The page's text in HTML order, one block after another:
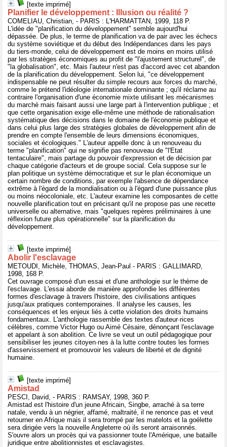
[texte imprimé]
Planifier le développement : Illusion ou réalité ?
COMELIAU, Christian, - PARIS : L'HARMATTAN, 1999, 118 P.
L'idée de "planification du développement" semble aujourd'hui
dépassée. De plus, le terme de planification va de pair avec les échecs
du système soviétique et du début des Indépendances dans les pays
du tiers-monde, celui de développement est de moins en moins utilisé
par les stratèges économiques au profit de "l'ajustement structurel", de
"la globalisation", etc. Mais l'auteur n'est pas d'accord avec cet abandon
de la planification du développement. Selon lui, "ce développement
indispensable ne peut résulter du simple recours aux forces du marché,
comme le prétend l'idéologie internationale dominante ; qu'il réclame au
contraire l'organisation d'une économie mixte utilisant les mécanismes
du marché mais faisant aussi une large part à l'intervention publique ; et
que cette organisation exige elle-même une méthode de rationalisation
systématique des décisions dans le domaine de l'économie publique et
dans celui plus large des stratégies globales de développement afin de
prendre en compte l'ensemble de leurs dimensions économiques,
sociales et écologiques." L'auteur appelle donc à un renouveau du
terme "planification" qui ne signifie pas renouveau de "l'Etat
tentaculaire", mais partage du pouvoir d'expression et de décision par
chaque catégorie d'acteurs et de groupe social. Cela suppose sur le
plan politique un système démocratique et sur le plan économique un
certain nombre de conditions, par exemple l'absence de dépendance
extrême à l'égard de la mondialisation ou à l'égard d'une puissance plus
ou moins néocoloniale, etc. L'auteur examine les composantes de cette
nouvelle planification tout en précisant qu'il ne propose pas une recette
universelle ou alternative, mais "quelques repères préliminaires à une
réflexion future plus opérationnelle" sur la planification du
développement.
[texte imprimé]
Abolir l'esclavage
METOUDI, Michèle, THOMAS, Jean-Paul - PARIS : GALLIMARD,
1998, 168 P.
Cet ouvrage composé d'un essai et d'une anthologie sur le thème de
l'esclavage. L'essai aborde de manière approfondie les différentes
formes d'esclavage à travers l'histoire, des civilisations antiques
jusqu'aux pratiques contemporaines. Il analyse les causes, les
conséquences et les enjeux liés à cette violation des droits humains
fondamentaux. L'anthologie rassemble des textes d'auteur·rices
célèbres, comme Victor Hugo ou Aimé Césaire, dénonçant l'esclavage
et appelant à son abolition. Ce livre se veut un outil pédagogique pour
sensibiliser les jeunes citoyen·nes à la lutte contre toutes les formes
d'asservissement et promouvoir les valeurs de liberté et de dignité
humaine.
[texte imprimé]
Amistad
PESCI, David, - PARIS : RAMSAY, 1998, 360 P.
Amistad est l'histoire d'un jeune Africain, Singbe, arraché à sa terre
natale, vendu à un négrier, affamé, maltraité, il ne renonce pas et veut
retourner en Afrique mais il sera trompé par les matelots et la goélette
sera dirigée vers la nouvelle Angleterre où ils seront arraisonnés.
S'ouvre alors un procès qui va passionner toute l'Amérique, une bataille
juridique entre abolitionnistes et esclavagistes.